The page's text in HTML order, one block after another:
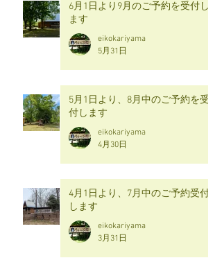
6月1日より9月のご予約を受付し
ます
eikokariyama
5月31日
5月1日より、8月中のご予約を受
付します
eikokariyama
4月30日
4月1日より、7月中のご予約受付
します
eikokariyama
3月31日